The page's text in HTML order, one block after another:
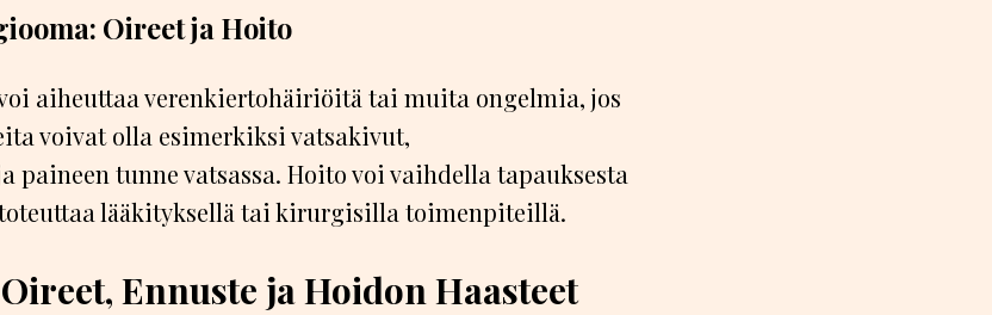
Oireet ja Hoito
aiheuttaa verenkiertohäiriöitä tai muita ongelmia, jos
voivat olla esimerkiksi vatsakivut,
paineen tunne vatsassa. Hoito voi vaihdella tapauksesta
lääkityksellä tai kirurgisilla toimenpiteillä.
Ennuste ja Hoidon Haasteet